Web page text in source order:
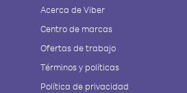
Acerca de Viber
Centro de marcas
Ofertas de trabajo
Términos y políticas
Política de privacidad